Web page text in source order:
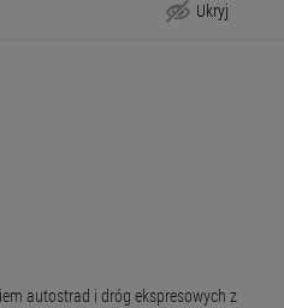
Ukryj
autostrad i dróg ekspresowych z